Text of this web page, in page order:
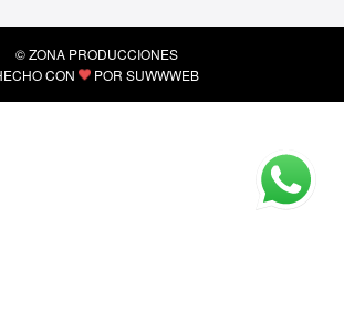
© ZONA PRODUCCIONES
CON
POR SUWWWEB